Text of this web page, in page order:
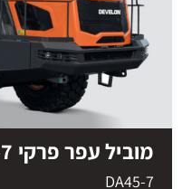
מוביל עפר פרקי DA45-7
DA45-7